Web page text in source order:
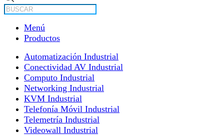
de
productos
Menú
Productos
Automatización Industrial
Conectividad AV Industrial
Computo Industrial
Networking Industrial
KVM Industrial
Telefonía Móvil Industrial
Telemetría Industrial
Videowall Industrial